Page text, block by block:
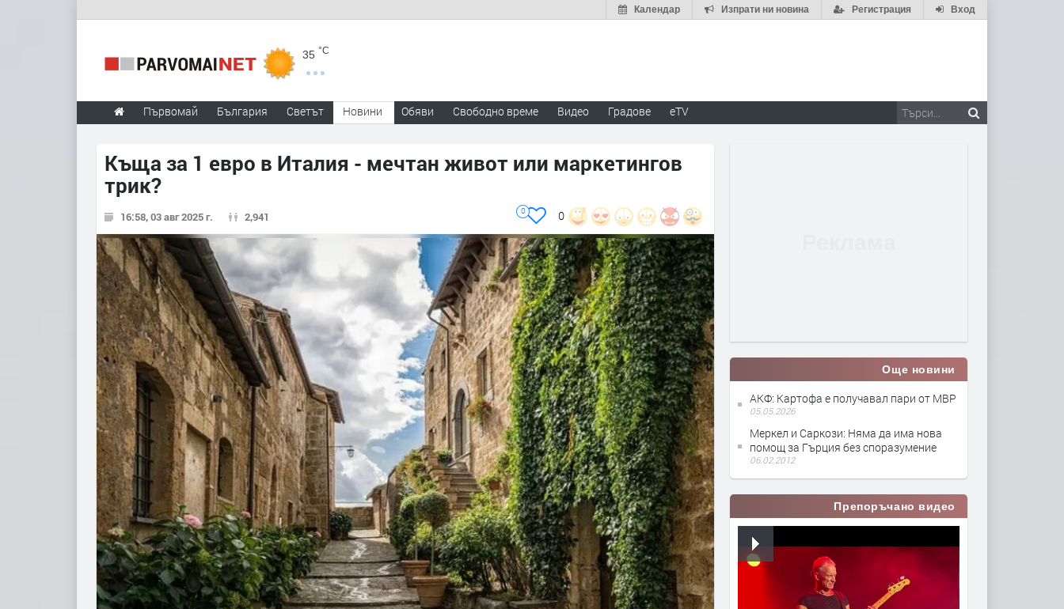
Вход
Регистрация
Изпрати ни новина
Календар
35 °C
Първомай България Светът Новини Обяви Свободно време Видео Градове eTV
Къща за 1 евро в Италия - мечтан живот или маркетингов
трик?
16:58, 03 авг 2025 г. 2,941 0
0
Още новини
АКФ: Картофа е получавал пари от МВР
05.05.2026
Меркел и Саркози: Няма да има нова
помощ за Гърция без споразумение
06.02.2012
Препоръчано видео